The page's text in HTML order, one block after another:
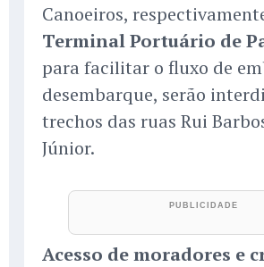
Canoeiros,
Terminal Portuário de
para facilitar o fluxo de
desembarque, serão
trechos das ruas Rui
Júnior.
Acesso de moradores e